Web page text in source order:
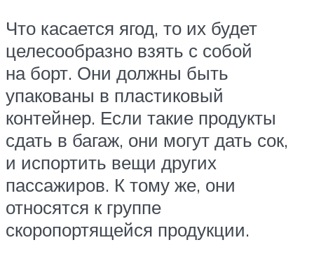
Что касается ягод, то их будет
целесообразно взять с собой
на борт. Они должны быть
упакованы в пластиковый
контейнер. Если такие продукты
сдать в багаж, они могут дать сок,
и испортить вещи других
пассажиров. К тому же, они
относятся к группе
скоропортящейся продукции.